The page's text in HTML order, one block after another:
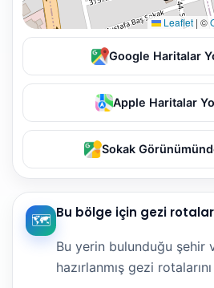
Leaflet | ©
Google Haritalar
Apple Haritalar
Sokak
🗺️ Bu bölge için gezi
Bu yerin bulunduğu şehir
hazırlanmış gezi